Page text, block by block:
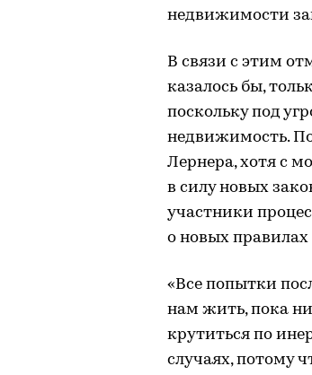
недвижимости
В связи с этим
казалось бы,
поскольку под
недвижимость.
Лернера, хотя с
в силу новых
участники
о новых
«Все попытки
нам жить, пока
крутиться по
случаях, потому